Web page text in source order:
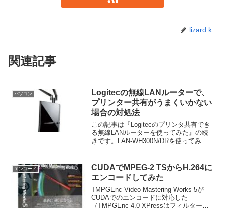
lizard.k
関連記事
パソコン
Logitecの無線LANルーターで、
プリンター共有がうまくいかない
場合の対処法
この記事は『Logitecのプリンタ共有でき
る無線LANルーターを使ってみた』の続
きです。LAN-WH300N/DRを使ってみ
ます。まず、前提としてUSB機器管理ツ
ール...
エンコード
CUDAでMPEG-2 TSからH.264に
エンコードしてみた
TMPGEnc Video Mastering Works 5が
CUDAでのエンコードに対応した
（TMPGEnc 4.0 XPressはフィルターと